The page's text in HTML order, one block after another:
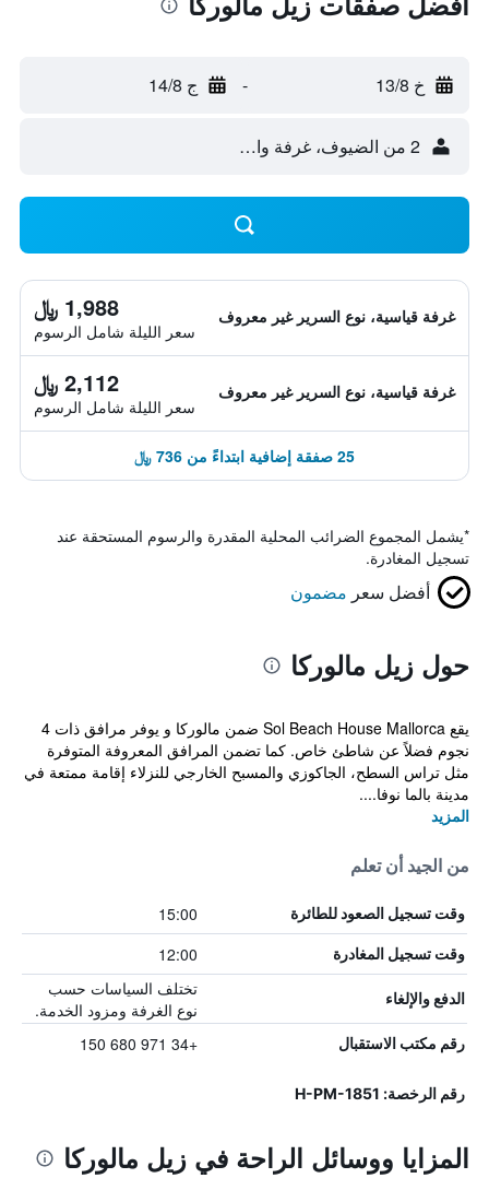
خ 13/8 - ج 14/8
2 من الضيوف، غرفة واحدة
غرفة قياسية، نوع السرير غير معروف 1,988 ﷼
سعر الليلة شامل الرسوم
غرفة قياسية، نوع السرير غير معروف 2,112 ﷼
سعر الليلة شامل الرسوم
25 صفقة إضافية ابتداءً من 736 ﷼
*يشمل المجموع الضرائب المحلية المقدرة والرسوم المستحقة عند
تسجيل المغادرة.
أفضل سعر مضمون
حول زيل مالوركا
يقع Sol Beach House Mallorca ضمن مالوركا و يوفر مرافق ذات 4
نجوم فضلاً عن شاطئ خاص. كما تضمن المرافق المعروفة المتوفرة
مثل تراس السطح، الجاكوزي والمسبح الخارجي للنزلاء إقامة ممتعة في
مدينة بالما نوفا....
المزيد
من الجيد أن تعلم
وقت تسجيل الصعود للطائرة 15:00
وقت تسجيل المغادرة 12:00
الدفع والإلغاء
تختلف السياسات حسب
نوع الغرفة ومزود الخدمة.
رقم مكتب الاستقبال +34 971 680 150
رقم الرخصة: H-PM-1851
المزايا ووسائل الراحة في زيل مالوركا